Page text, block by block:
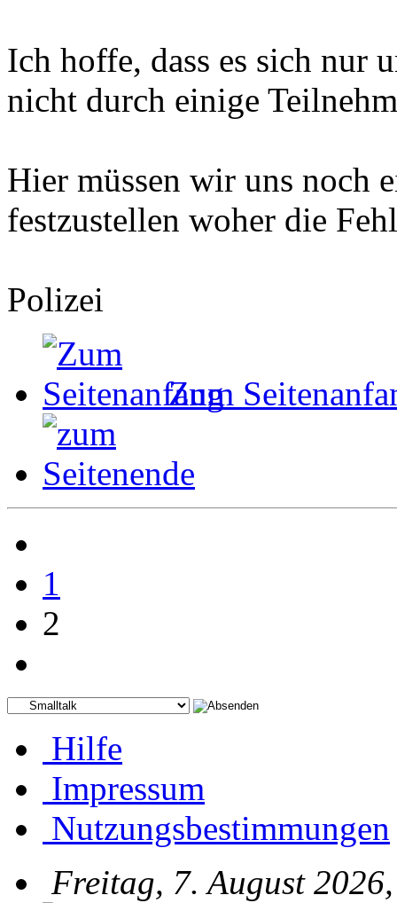
Ich hoffe, dass es sich nur
nicht durch einige
Hier müssen wir uns noch
festzustellen woher die
Polizei
Zum
1
2
Hilfe
Impressum
Nutzungsbestimmungen
Freitag, 7. August